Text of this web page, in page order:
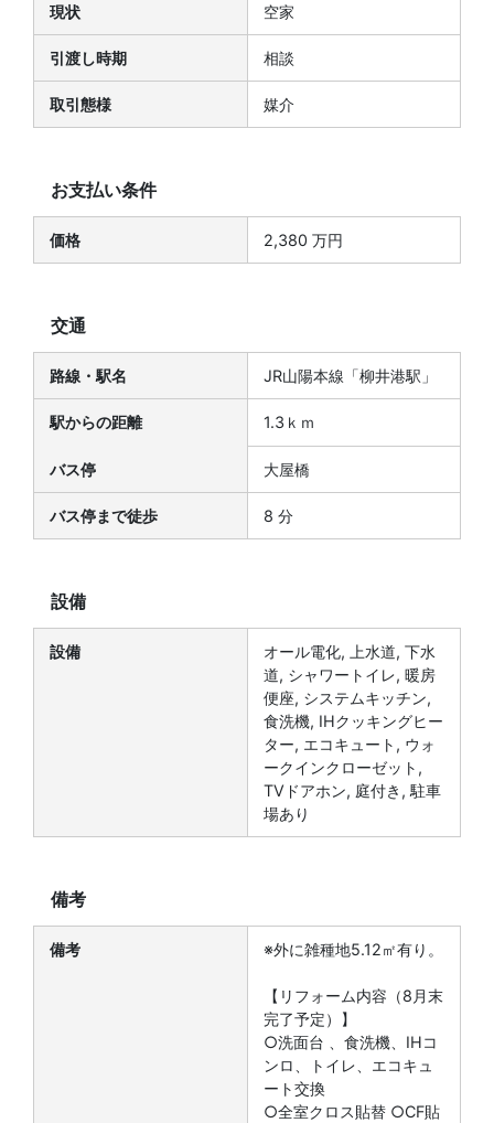
現状 空家
引渡し時期 相談
取引態様 媒介
お支払い条件
価格 2,380 万円
交通
路線・駅名 JR山陽本線「柳井港駅」
駅からの距離 1.3ｋｍ
バス停 大屋橋
バス停まで徒歩 8 分
設備
設備
オール電化, 上水道, 下水
道, シャワートイレ, 暖房
便座, システムキッチン,
食洗機, IHクッキングヒー
ター, エコキュート, ウォ
ークインクローゼット,
TVドアホン, 庭付き, 駐車
場あり
備考
備考 ※外に雑種地5.12㎡有り。
【リフォーム内容（8月末
完了予定）】
○洗面台 、食洗機、IHコ
ンロ、トイレ、エコキュ
ート交換
○全室クロス貼替 ○CF貼